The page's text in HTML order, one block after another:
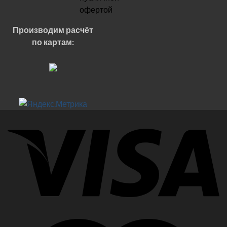
офертой
Производим расчёт
по картам: